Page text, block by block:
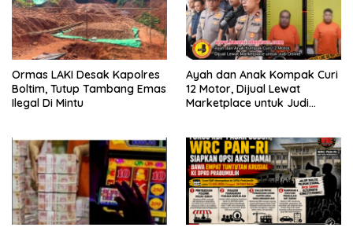
Ormas LAKI Desak Kapolres
Boltim, Tutup Tambang Emas
Ilegal Di Mintu
Ayah dan Anak Kompak Curi
12 Motor, Dijual Lewat
Marketplace untuk Judi